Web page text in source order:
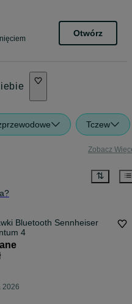
Otwórz
Tczew
Zobacz
Bluetooth Sennheiser
4
2026